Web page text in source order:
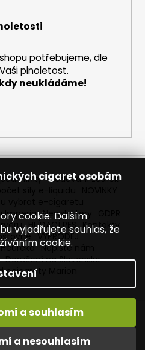
cigaret osobám
cookie. Dalším
vyjadřujete souhlas, že
cookie.
a nesouhlasím
a souhlasím
potřebujeme, dle
plnoletost.
neukládáme!
Sledování zásilek
Imperia Newslettery
HLÍDACÍ PES Kontakty
VÝPRODEJ
Napište nám
Doručení na Slovensko
ecigarety Marion
Shoptet
Marion. Všechna práva
nastavení cookies